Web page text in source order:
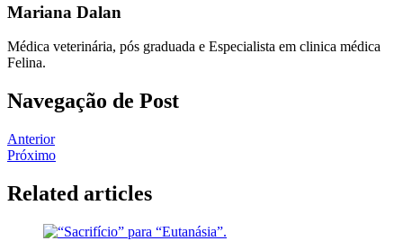
Mariana Dalan
Médica veterinária, pós graduada e Especialista em clinica médica
Felina.
Navegação de Post
Anterior
Próximo
Related articles